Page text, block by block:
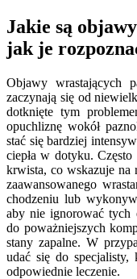
Jakie są
jak je
Objawy wrastających
zaczynają się od
dotknięte tym
opuchliznę wokół
stać się bardziej
ciepła w dotyku.
krwista, co wskazuje na
zaawansowanego
chodzeniu lub
aby nie ignorować tych
do poważniejszych
stany zapalne. W
udać się do specjalisty,
odpowiednie leczenie.